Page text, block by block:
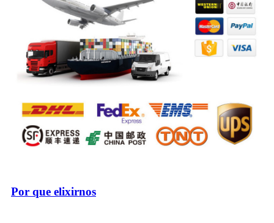
Por que elixirnos